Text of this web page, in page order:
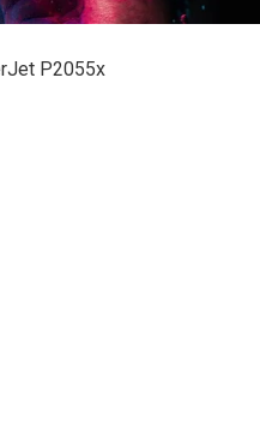
P2055x